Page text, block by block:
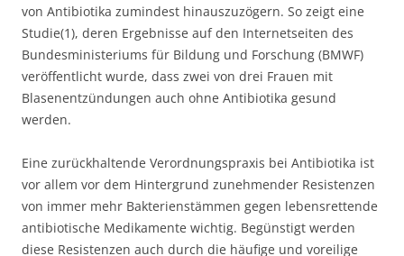
von Antibiotika zumindest hinauszuzögern. So zeigt eine
Studie(1), deren Ergebnisse auf den Internetseiten des
Bundesministeriums für Bildung und Forschung (BMWF)
veröffentlicht wurde, dass zwei von drei Frauen mit
Blasenentzündungen auch ohne Antibiotika gesund
werden.
Eine zurückhaltende Verordnungspraxis bei Antibiotika ist
vor allem vor dem Hintergrund zunehmender Resistenzen
von immer mehr Bakterienstämmen gegen lebensrettende
antibiotische Medikamente wichtig. Begünstigt werden
diese Resistenzen auch durch die häufige und voreilige